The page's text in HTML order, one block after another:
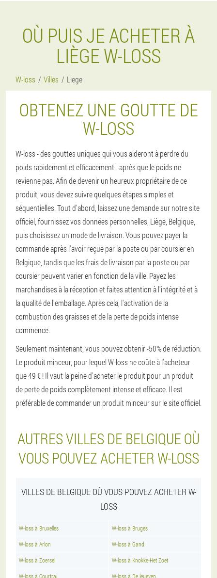
OÙ PUIS JE ACHETER À
LIÈGE W-LOSS
W-loss Villes Liege
OBTENEZ UNE GOUTTE DE
W-LOSS
W-loss - des gouttes uniques qui vous aideront à perdre du
poids rapidement et efficacement - après que le poids ne
revienne pas. Afin de devenir un heureux propriétaire de ce
produit, vous devez suivre quelques étapes simples et
séquentielles. Tout d'abord, laissez une demande sur notre site
officiel, fournissez vos données personnelles, Liège, Belgique,
puis choisissez un mode de livraison. Vous pouvez payer la
commande après l'avoir reçue par la poste ou par coursier en
Belgique, tandis que les frais de livraison par la poste ou par
coursier peuvent varier en fonction de la ville. Payez les
marchandises à la réception et faites attention à l'intégrité et à
la qualité de l'emballage. Après cela, l'activation de la
combustion des graisses et de la perte de poids intense
commence.
Seulement maintenant, vous pouvez obtenir -50% de réduction.
Le produit minceur, pour lequel W-loss ne coûte à l'acheteur
que 49 € ! Il vaut la peine d'acheter le produit pour un produit
de perte de poids complètement intense et efficace. Il est
préférable de commander un produit minceur sur le site officiel.
AUTRES VILLES DE BELGIQUE OÙ
VOUS POUVEZ ACHETER W-LOSS
VILLES DE BELGIQUE OÙ VOUS POUVEZ ACHETER W-
LOSS
W-loss à Bruxelles W-loss à Bruges
W-loss à Arlon W-loss à Gand
W-loss à Zoersel W-loss à Knokke-Het Zoet
W-loss à Courtrai W-loss à De leueven